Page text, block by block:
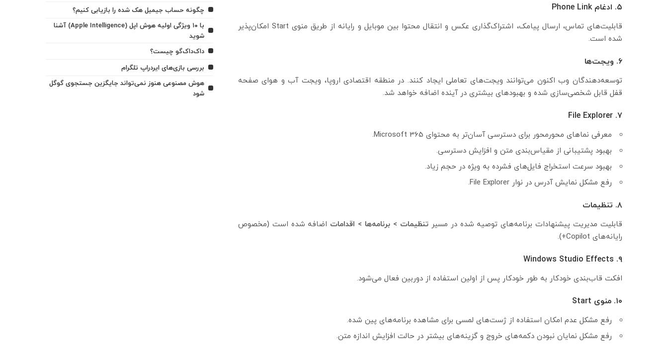
۵. ادغام Phone Link
قابلیت‌های تماس، ارسال پیامک، اشتراک‌گذاری عکس و انتقال محتوا بین موبایل و رایانه از طریق منوی Start امکان‌پذیر
شده است.
۶. ویجت‌ها
توسعه‌دهندگان وب اکنون می‌توانند ویجت‌های تعاملی ایجاد کنند. در منطقه اقتصادی اروپا، ویجت آب و هوای صفحه
قفل قابل شخصی‌سازی شده و بهبودهای بیشتری در آینده اضافه خواهد شد.
۷. File Explorer
معرفی نماهای محورمحور برای دسترسی آسان‌تر به محتوای Microsoft 365.
بهبود پشتیبانی از مقیاس‌بندی متن و افزایش دسترسی.
بهبود سرعت استخراج فایل‌های فشرده به ویژه در حجم زیاد.
رفع مشکل نمایش آدرس در نوار File Explorer.
۸. تنظیمات
قابلیت مدیریت پیشنهادات برنامه‌های توصیه شده در مسیرتنظیمات > برنامه‌ها > اقدامات اضافه شده است (مخصوص
رایانه‌های Copilot+).
۹. Windows Studio Effects
افکت قاب‌بندی خودکار به طور خودکار پس از اولین استفاده از دوربین فعال می‌شود.
۱۰. منوی Start
رفع مشکل عدم امکان استفاده از ژست‌های لمسی برای مشاهده برنامه‌های پین شده.
رفع مشکل نمایان نبودن دکمه‌های خروج و گزینه‌های بیشتر در حالت افزایش اندازه متن.
چگونه حساب جیمیل هک شده را بازیابی کنیم؟
با ۱۰ ویژگی اولیه هوش اپل (Apple Intelligence) آشنا
شوید
داک‌داک‌گو چیست؟
بررسی بازی‌های ایردراپ تلگرام
هوش مصنوعی هنوز نمی‌تواند جایگزین جستجوی گوگل
شود